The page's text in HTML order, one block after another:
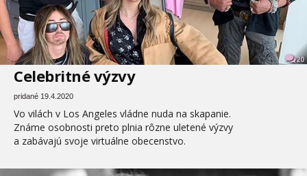
20
Celebritné výzvy
pridané 19.4.2020
Vo vilách v Los Angeles vládne nuda na skapanie.
Známe osobnosti preto plnia rôzne uletené výzvy
a zabávajú svoje virtuálne obecenstvo.